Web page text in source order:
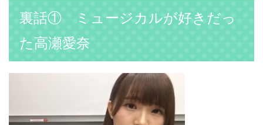
裏話① ミュージカルが好きだっ
た高瀬愛奈